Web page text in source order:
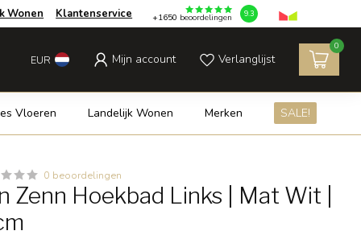
Wonen Klantenservice +1650 beoordelingen 9.3
EUR Mijn account Verlanglijst
0
Vloeren Landelijk Wonen Merken SALE!
0 beoordelingen
Zenn Hoekbad Links | Mat Wit |